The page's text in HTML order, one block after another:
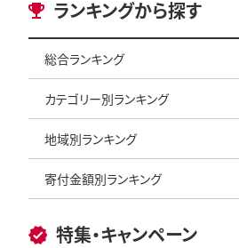
ランキングから探す
総合ランキング
カテゴリー別ランキング
地域別ランキング
寄付金額別ランキング
特集・キャンペーン